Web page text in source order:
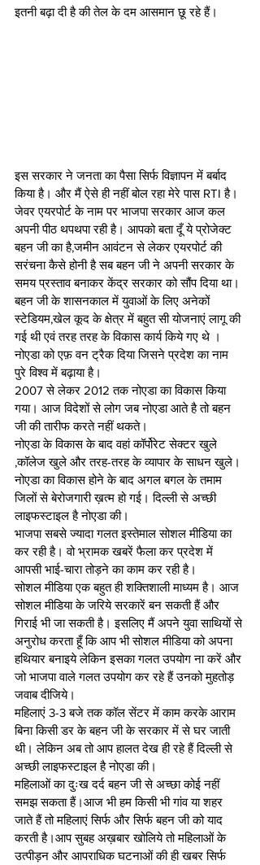
इतनी बढ़ा दी है की तेल के दम आसमान छू रहे हैं।
इस सरकार ने जनता का पैसा सिर्फ विज्ञापन में बर्बाद
किया है। और मैं ऐसे ही नहीं बोल रहा मेरे पास RTI है।
जेवर एयरपोर्ट के नाम पर भाजपा सरकार आज कल
अपनी पीठ थपथपा रही है। आपको बता दूँ ये प्रोजेक्ट
बहन जी का है,जमीन आवंटन से लेकर एयरपोर्ट की
सरंचना कैसे होनी है सब बहन जी ने अपनी सरकार के
समय प्रस्ताव बनाकर केंद्र सरकार को सौंप दिया था।
बहन जी के शासनकाल में युवाओं के लिए अनेकों
स्टेडियम,खेल कूद के क्षेत्र में बहुत सी योजनाएं लागू की
गई थी एवं तरह तरह के विकास कार्य किये गए थे ।
नोएडा को एफ़ वन ट्रैक दिया जिसने प्रदेश का नाम
पुरे विश्व में बढ़ाया है।
2007 से लेकर 2012 तक नोएडा का विकास किया
गया। आज विदेशों से लोग जब नोएडा आते है तो बहन
जी की तारीफ करते नहीं थकते।
नोएडा के विकास के बाद वहां कॉर्पोरेट सेक्टर खुले
,कॉलेज खुले और तरह-तरह के व्यापार के साधन खुले।
नोएडा का विकास होने के बाद अगल बगल के तमाम
जिलों से बेरोजगारी ख़त्म हो गई। दिल्ली से अच्छी
लाइफस्टाइल है नोएडा की।
भाजपा सबसे ज्यादा गलत इस्तेमाल सोशल मीडिया का
कर रही है। वो भ्रामक खबरें फैला कर प्रदेश में
आपसी भाई-चारा तोड़ने का काम कर रही है।
सोशल मीडिया एक बहुत ही शक्तिशाली माध्यम है। आज
सोशल मीडिया के जरिये सरकारें बन सकती हैं और
गिराई भी जा सकती है। इसलिए मैं अपने युवा साथियों से
अनुरोध करता हूँ कि आप भी सोशल मीडिया को अपना
हथियार बनाइये लेकिन इसका गलत उपयोग ना करें और
जो भाजपा वाले गलत उपयोग कर रहे हैं उनको मुहतोड़
जवाब दीजिये।
महिलाएं 3-3 बजे तक कॉल सेंटर में काम करके आराम
बिना किसी डर के बहन जी के सरकार में से घर जाती
थी। लेकिन अब तो आप हालत देख ही रहे हैं दिल्ली से
अच्छी लाइफस्टाइल है नोएडा की।
महिलाओं का दुःख दर्द बहन जी से अच्छा कोई नहीं
समझ सकता हैं।आज भी हम किसी भी गांव या शहर
जाते हैं तो महिलाएं सिर्फ और सिर्फ बहन जी को याद
करती है।आप सुबह अख़बार खोलिये तो महिलाओं के
उत्पीड़न और आपराधिक घटनाओं की ही खबर सिर्फ